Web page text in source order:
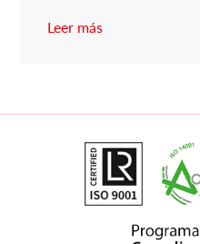
Leer más